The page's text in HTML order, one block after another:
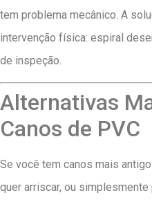
tem problema mecânico. A
intervenção física: espiral
de inspeção.
Alternativas
Canos de PVC
Se você tem canos mais
quer arriscar, ou